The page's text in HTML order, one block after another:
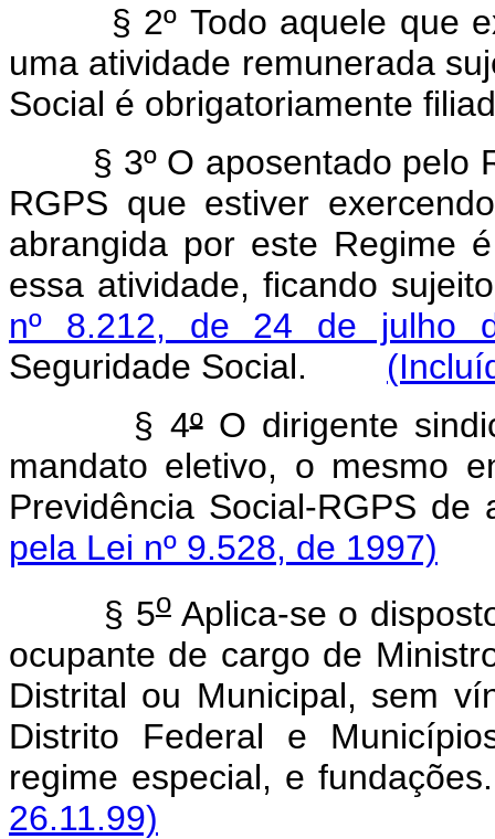
§ 2º Todo aquele que
uma atividade remunerada
Social é obrigatoriamente
§ 3º O aposentado pelo
RGPS que estiver
abrangida por este Regime
essa atividade, ficando
nº 8.212, de 24 de julho
Seguridade Social.
§ 4ºO dirigente
mandato eletivo, o mesmo
Previdência Social-RGPS de
pela Lei nº 9.528, de 1997)
§ 5oAplica-se o
ocupante de cargo de
Distrital ou Municipal, sem
Distrito Federal e
regime especial, e
26.11.99)